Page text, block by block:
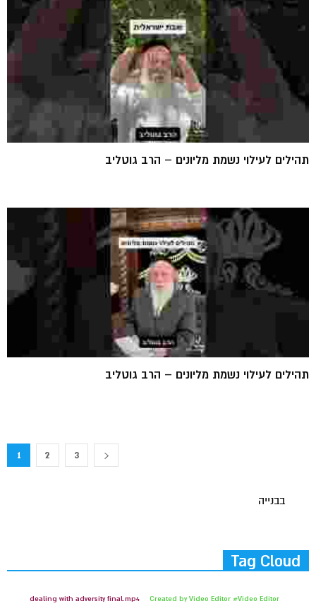
תהילים לעילוי נשמת מליונים – הרב גוטליב
תהילים לעילוי נשמת מליונים – הרב גוטליב
1 2 3
בבנייה
Tag Cloud
Created by Video Editor #Video Editor
dealing with adversity final.mp4